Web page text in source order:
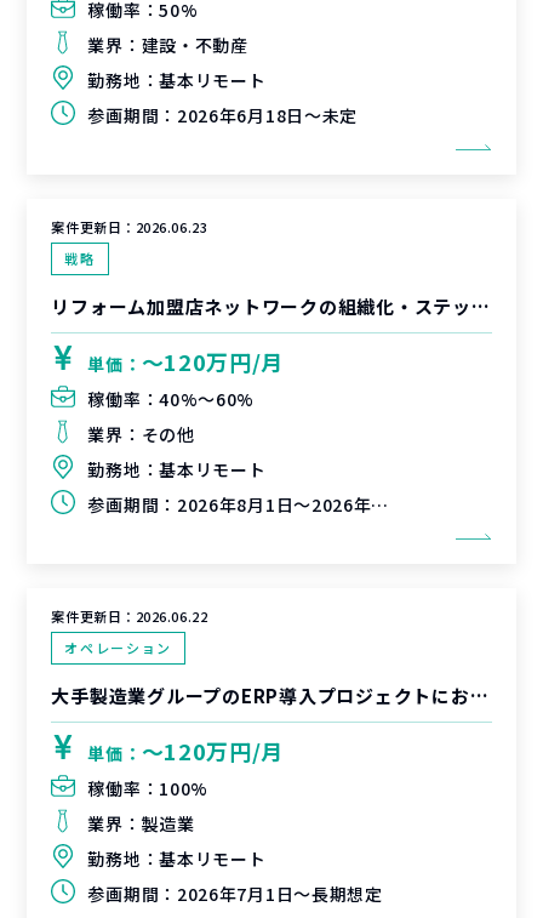
稼働率：50%
業界： 建設・不動産
勤務地：基本リモート
参画期間： 2026年6月18日～未定
案件更新日： 2026.06.23
戦略
リフォーム加盟店ネットワークの組織化・ステップアップ戦略立案支援
単価： 〜120万円/月
稼働率：40%〜60%
業界： その他
勤務地：基本リモート
参画期間： 2026年8月1日～2026年10月31日
案件更新日： 2026.06.22
オペレーション
大手製造業グループのERP導入プロジェクトにおけるBPR推進
単価： 〜120万円/月
稼働率： 100%
業界： 製造業
勤務地：基本リモート
参画期間： 2026年7月1日～長期想定